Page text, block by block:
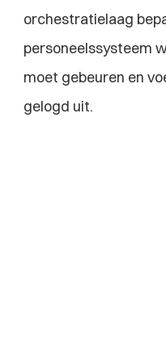
orchestratielaag
personeelssysteem
moet gebeuren en
gelogd uit.